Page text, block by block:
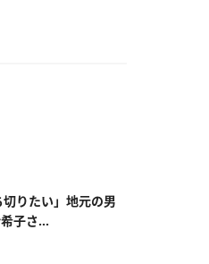
切りたい」地元の男
子さ...